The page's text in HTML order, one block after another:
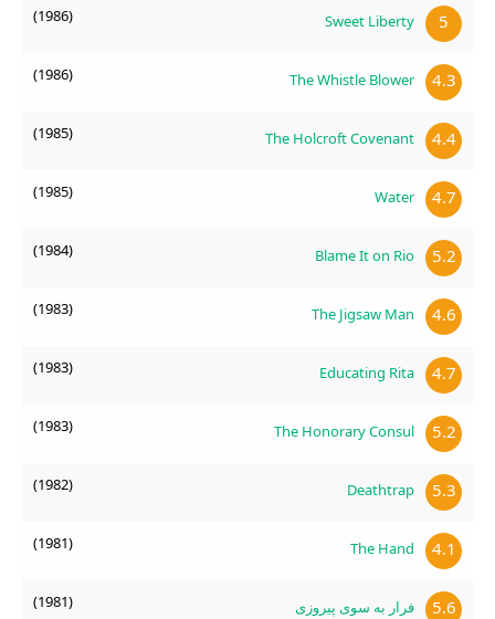
5
Sweet Liberty
(1986)
4.3
The Whistle Blower
(1986)
4.4
The Holcroft Covenant
(1985)
4.7
Water
(1985)
5.2
Blame It on Rio
(1984)
4.6
The Jigsaw Man
(1983)
4.7
Educating Rita
(1983)
5.2
The Honorary Consul
(1983)
5.3
Deathtrap
(1982)
4.1
The Hand
(1981)
5.6 فرار به سوی پیروزی (1981)